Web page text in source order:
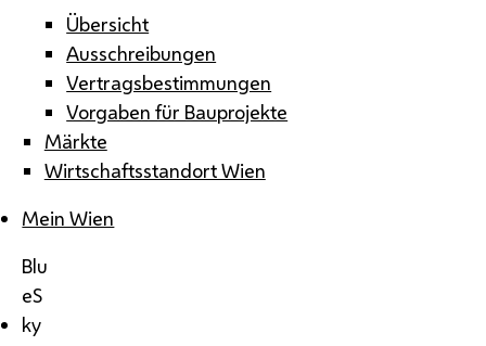
Übersicht
Ausschreibungen
Vertragsbestimmungen
Vorgaben für Bauprojekte
Märkte
Wirtschaftsstandort Wien
Mein Wien
Blu
eS
ky